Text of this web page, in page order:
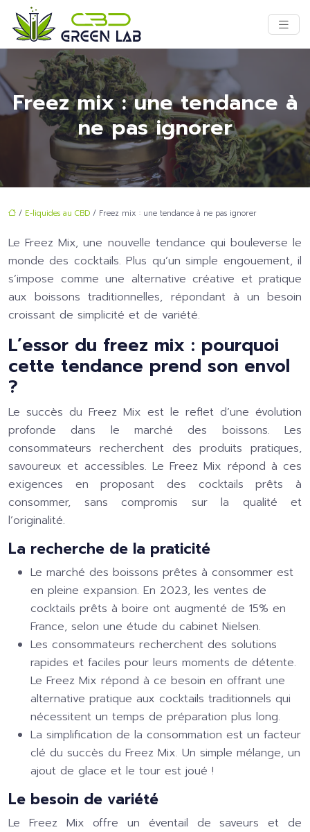
Freez mix : une tendance à
ne pas ignorer
/ E-liquides au CBD / Freez mix : une tendance à ne pas ignorer
Le Freez Mix, une nouvelle tendance qui bouleverse le
monde des cocktails. Plus qu’un simple engouement, il
s’impose comme une alternative créative et pratique
aux boissons traditionnelles, répondant à un besoin
croissant de simplicité et de variété.
L’essor du freez mix : pourquoi
cette tendance prend son envol
?
Le succès du Freez Mix est le reflet d’une évolution
profonde dans le marché des boissons. Les
consommateurs recherchent des produits pratiques,
savoureux et accessibles. Le Freez Mix répond à ces
exigences en proposant des cocktails prêts à
consommer, sans compromis sur la qualité et
l’originalité.
La recherche de la praticité
Le marché des boissons prêtes à consommer est
en pleine expansion. En 2023, les ventes de
cocktails prêts à boire ont augmenté de 15% en
France, selon une étude du cabinet Nielsen.
Les consommateurs recherchent des solutions
rapides et faciles pour leurs moments de détente.
Le Freez Mix répond à ce besoin en offrant une
alternative pratique aux cocktails traditionnels qui
nécessitent un temps de préparation plus long.
La simplification de la consommation est un facteur
clé du succès du Freez Mix. Un simple mélange, un
ajout de glace et le tour est joué !
Le besoin de variété
Le Freez Mix offre un éventail de saveurs et de